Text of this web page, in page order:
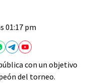
01:17 pm
con un objetivo
del torneo.